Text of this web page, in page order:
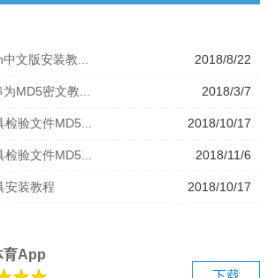
，方便好用。
有 RTX 实时光线追踪技术的 GPU 硬件架构
质表现而烦恼吗？D5 Render 原生提供基于
性的材质，且可以简单调节，充分体现你对
明暗关系尽在掌握，智能的全局光照系统不仅
影效果，也让你的设计从一秒钟的定格画面，
2018/8/22
文版安装教...
2018/3/7
MD5密文教...
2018/10/17
验文件MD5...
2018/11/6
验文件MD5...
2018/10/17
安装教程
育App